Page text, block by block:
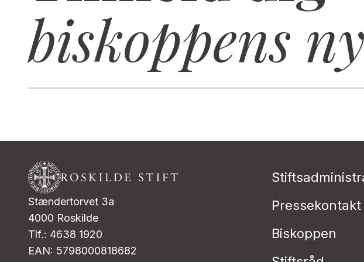
biskoppens
Stændertorvet 3a
4000 Roskilde
Tlf.: 4638 1920
EAN: 5798000818682
Pressekontakt
Biskoppen